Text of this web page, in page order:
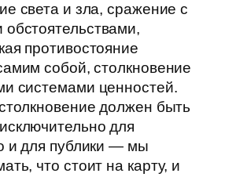
света и зла, сражение с
противостояние
собой, столкновение
системами ценностей.
должен быть
для
и для публики — мы
что стоит на карту, и